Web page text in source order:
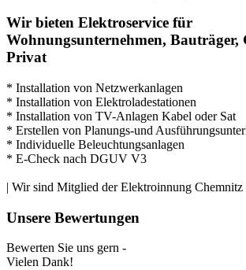
Wir bieten Elektroservice für
Wohnungsunternehmen, Bauträger,
Privat
* Installation von Netzwerkanlagen
* Installation von Elektroladestationen
* Installation von TV-Anlagen Kabel oder Sat
* Erstellen von Planungs-und
* Individuelle Beleuchtungsanlagen
* E-Check nach DGUV V3
| Wir sind Mitglied der Elektroinnung Chemnitz
Unsere Bewertungen
Bewerten Sie uns gern -
Vielen Dank!